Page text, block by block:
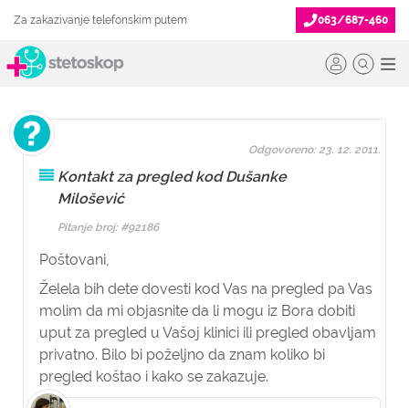
Za zakazivanje telefonskim putem 063/687-460
Kontakt za pregled kod Dušanke
Milošević
Pitanje broj: #92186
Poštovani,
Želela bih dete dovesti kod Vas na pregled pa Vas
molim da mi objasnite da li mogu iz Bora dobiti
uput za pregled u Vašoj klinici ili pregled obavljam
privatno. Bilo bi poželjno da znam koliko bi
pregled koštao i kako se zakazuje.
Odgovoreno: 23. 12. 2011.